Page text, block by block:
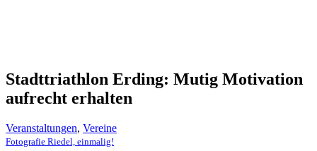
Stadttriathlon Erding: Mutig Motivation
aufrecht erhalten
Veranstaltungen, Vereine
Fotografie Riedel, einmalig!